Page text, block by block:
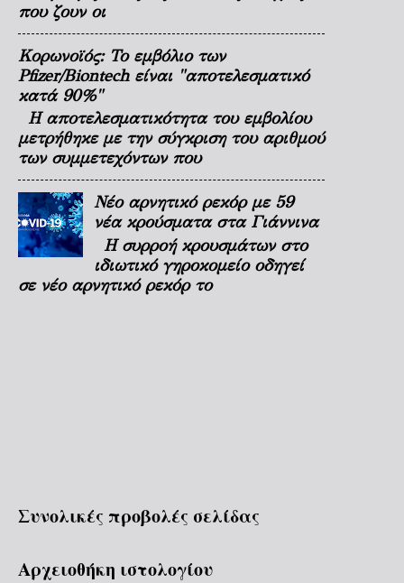
που ζουν οι
Κορωνοϊός: Το εμβόλιο των
Pfizer/Biontech είναι "αποτελεσματικό
κατά 90%"
Η αποτελεσματικότητα του εμβολίου
μετρήθηκε με την σύγκριση του αριθμού
των συμμετεχόντων που
Νέο αρνητικό ρεκόρ με 59
νέα κρούσματα στα Γιάννινα
Η συρροή κρουσμάτων στο
ιδιωτικό γηροκομείο οδηγεί
σε νέο αρνητικό ρεκόρ το
Συνολικές προβολές σελίδας
Αρχειοθήκη ιστολογίου